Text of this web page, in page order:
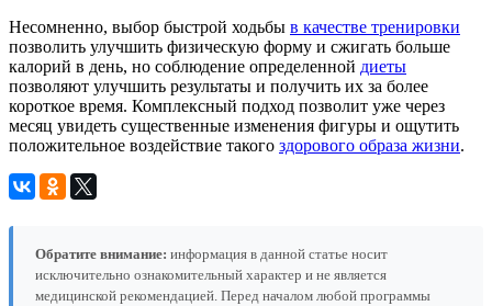
Несомненно, выбор быстрой ходьбы в качестве тренировки
позволить улучшить физическую форму и сжигать больше
калорий в день, но соблюдение определенной диеты
позволяют улучшить результаты и получить их за более
короткое время. Комплексный подход позволит уже через
месяц увидеть существенные изменения фигуры и ощутить
положительное воздействие такого здорового образа жизни.
Обратите внимание: информация в данной статье носит
исключительно ознакомительный характер и не является
медицинской рекомендацией. Перед началом любой программы